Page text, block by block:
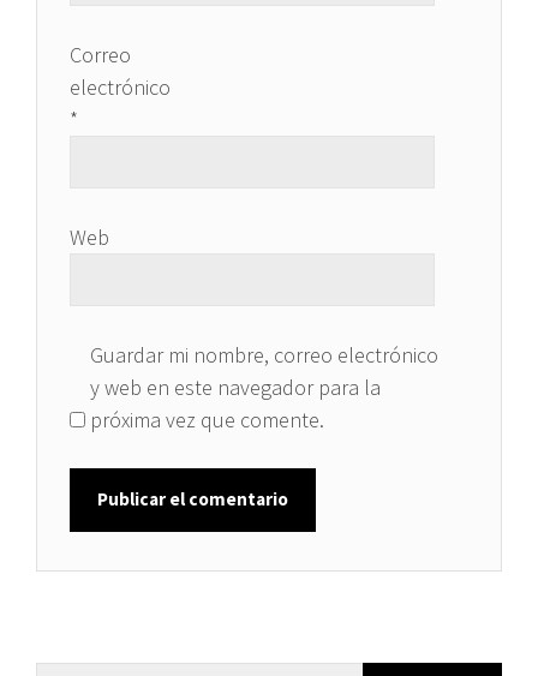
Correo
electrónico
*
Web
Guardar mi nombre, correo electrónico
y web en este navegador para la
próxima vez que comente.